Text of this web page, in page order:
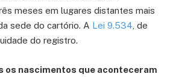
meses em lugares distantes mais
sede do cartório. A Lei 9.534, de
do registro.
os nascimentos que aconteceram